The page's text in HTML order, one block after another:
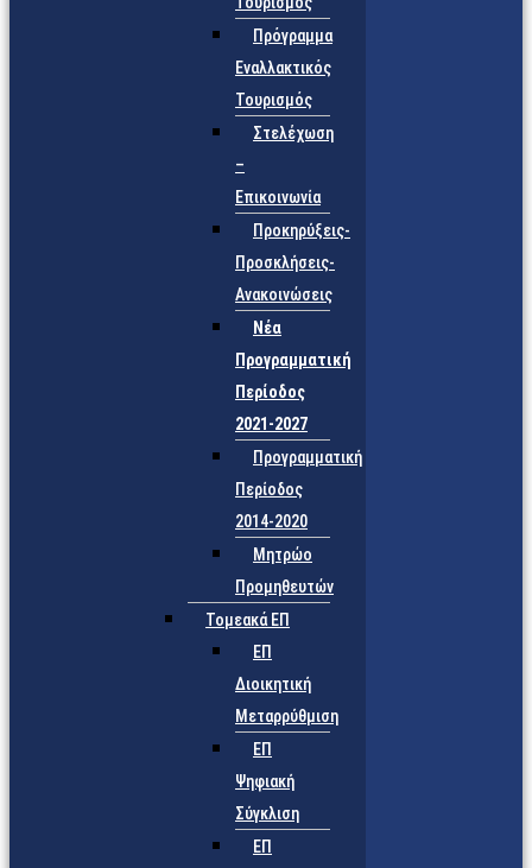
Πρόγραμμα
Εναλλακτικός
Τουρισμός
Στελέχωση
–
Επικοινωνία
Προκηρύξεις-
Προσκλήσεις-
Ανακοινώσεις
Νέα
Προγραμματική
Περίοδος
2021-2027
Προγραμματική
Περίοδος
2014-2020
Μητρώο
Προμηθευτών
Τομεακά ΕΠ
ΕΠ
Διοικητική
Μεταρρύθμιση
ΕΠ
Ψηφιακή
Σύγκλιση
ΕΠ